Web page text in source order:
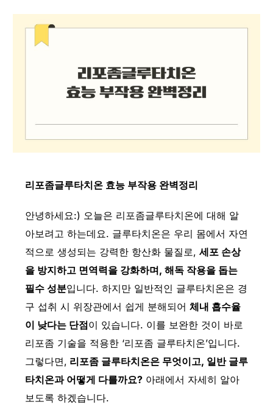
리포좀글루타치온 효능 부작용 완벽정리
안녕하세요:) 오늘은 리포좀글루타치온에 대해 알
아보려고 하는데요. 글루타치온은 우리 몸에서 자연
적으로 생성되는 강력한 항산화 물질로, 세포 손상
을 방지하고 면역력을 강화하며, 해독 작용을 돕는
필수 성분입니다. 하지만 일반적인 글루타치온은 경
구 섭취 시 위장관에서 쉽게 분해되어 체내 흡수율
이 낮다는 단점이 있습니다. 이를 보완한 것이 바로
리포좀 기술을 적용한 ‘리포좀 글루타치온’입니다.
그렇다면, 리포좀 글루타치온은 무엇이고, 일반 글루
타치온과 어떻게 다를까요?아래에서 자세히 알아
보도록 하겠습니다.